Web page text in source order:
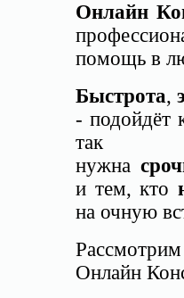
Онлайн
помощь в
Быстрота,
- подойдёт
так
нужна
и тем, кто
на очную
Онлайн